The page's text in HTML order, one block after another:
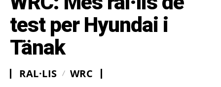
test per Hyundai i
Tänak
RAL·LIS WRC